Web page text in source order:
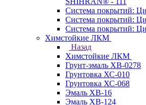
Система покрытий:
Система покрытий:
Система покрытий:
Химстойкие ЛКМ
Назад
Химстойкие ЛКМ
Грунт-эмаль ХВ-0278
Грунтовка ХС-010
Грунтовка ХС-068
Эмаль ХВ-16
Эмаль ХВ-124